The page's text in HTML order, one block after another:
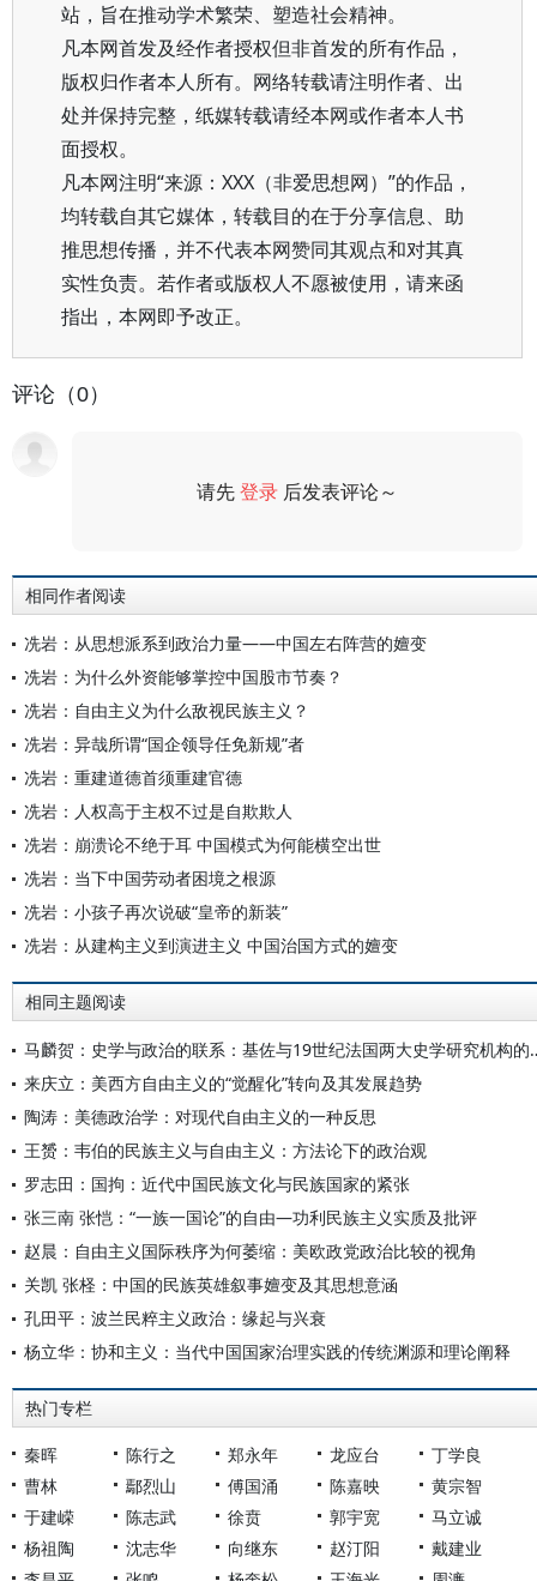
站，旨在推动学术繁荣、塑造社会精神。
凡本网首发及经作者授权但非首发的所有作品，
版权归作者本人所有。网络转载请注明作者、出
处并保持完整，纸媒转载请经本网或作者本人书
面授权。
凡本网注明“来源：XXX（非爱思想网）”的作品，
均转载自其它媒体，转载目的在于分享信息、助
推思想传播，并不代表本网赞同其观点和对其真
实性负责。若作者或版权人不愿被使用，请来函
指出，本网即予改正。
评论（0）
请先登录 后发表评论～
相同作者阅读
冼岩：从思想派系到政治力量——中国左右阵营的嬗变
冼岩：为什么外资能够掌控中国股市节奏？
冼岩：自由主义为什么敌视民族主义？
冼岩：异哉所谓“国企领导任免新规”者
冼岩：重建道德首须重建官德
冼岩：人权高于主权不过是自欺欺人
冼岩：崩溃论不绝于耳 中国模式为何能横空出世
冼岩：当下中国劳动者困境之根源
冼岩：小孩子再次说破“皇帝的新装”
冼岩：从建构主义到演进主义 中国治国方式的嬗变
相同主题阅读
马麟贺：史学与政治
来庆立：美西方自由主义的“觉醒化”转向及其发展趋势
陶涛：美德政治学：对现代自由主义的一种反思
王赟：韦伯的民族主义与自由主义：方法论下的政治观
罗志田：国拘：近代中国民族文化与民族国家的紧张
张三南 张恺：“一族一国论”的自由—功利民族主义实质及批评
赵晨：自由主义国际秩序为何萎缩：美欧政党政治比较的视角
关凯 张柽：中国的民族英雄叙事嬗变及其思想意涵
孔田平：波兰民粹主义政治：缘起与兴衰
杨立华：协和主义：当代中国国家治理实践的传统渊源和理论阐释
热门专栏
秦晖 陈行之 郑永年 龙应台
丁学良
曹林
鄢烈山 傅国涌 陈嘉映
黄宗智
于建嵘
陈志武 徐贲 郭宇宽
马立诚
杨祖陶
沈志华 向继东 赵汀阳
戴建业